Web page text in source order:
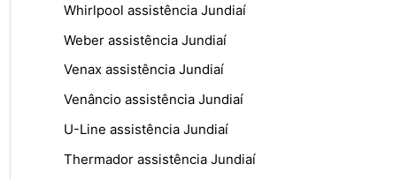
Whirlpool assistência Jundiaí
Weber assistência Jundiaí
Venax assistência Jundiaí
Venâncio assistência Jundiaí
U-Line assistência Jundiaí
Thermador assistência Jundiaí